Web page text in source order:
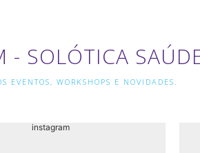
- SOLÓTICA
EVENTOS, WORKSHOPS E NOVIDADES.